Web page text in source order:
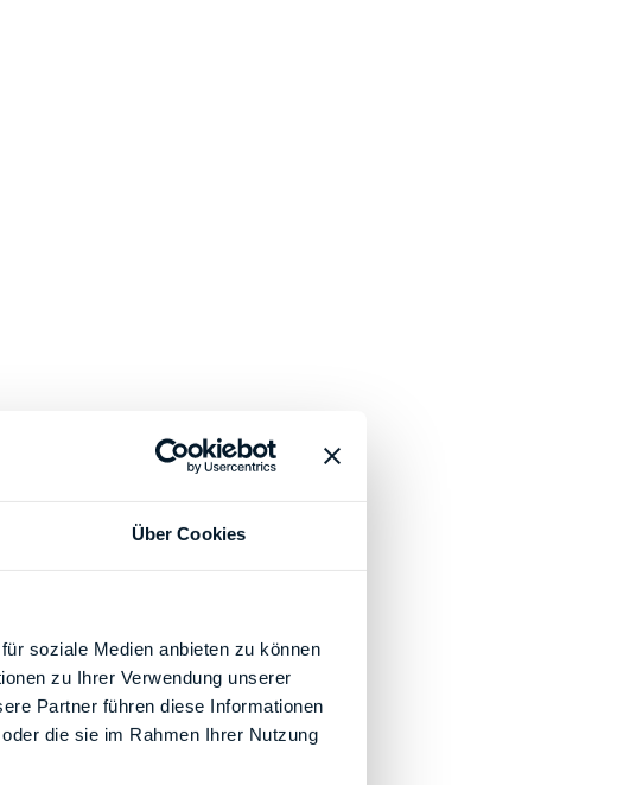
Über Cookies
soziale Medien anbieten zu können
zu Ihrer Verwendung unserer
Partner führen diese Informationen
die sie im Rahmen Ihrer Nutzung